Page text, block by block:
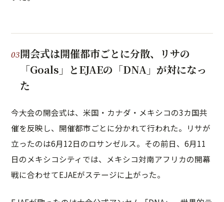
開会式は開催都市ごとに分散、リサの
「Goals」とEJAEの「DNA」が対になっ
た
今大会の開会式は、米国・カナダ・メキシコの3カ国共
催を反映し、開催都市ごとに分かれて行われた。リサが
立ったのは6月12日のロサンゼルス。その前日、6月11
日のメキシコシティでは、メキシコ対南アフリカの開幕
戦に合わせてEJAEがステージに上がった。